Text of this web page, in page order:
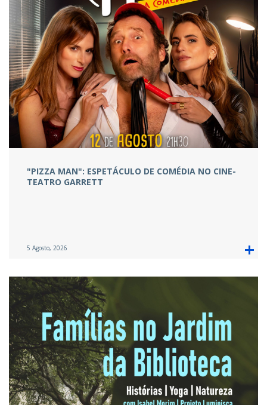
"PIZZA MAN": ESPETÁCULO DE COMÉDIA NO CINE-
TEATRO GARRETT
5 Agosto, 2026